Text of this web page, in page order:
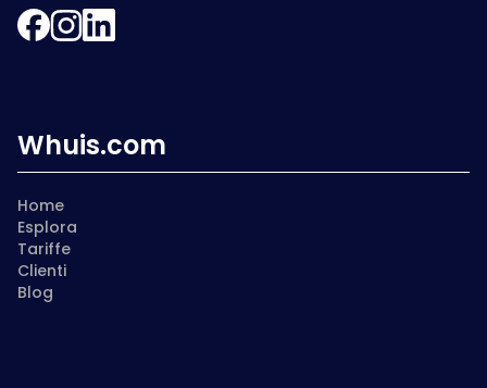
Whuis.com
Home
Esplora
Tariffe
Clienti
Blog